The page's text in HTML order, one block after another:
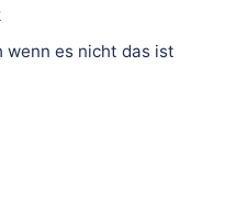
wenn es nicht das ist